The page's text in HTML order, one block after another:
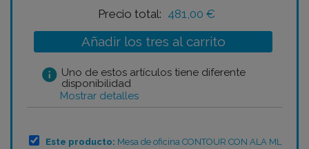
Precio total: 481,00 €
Añadir los tres al carrito
info Uno de estos artículos tiene diferente
disponibilidad
Mostrar detalles
Este producto: Mesa de oficina CONTOUR CON ALA ML